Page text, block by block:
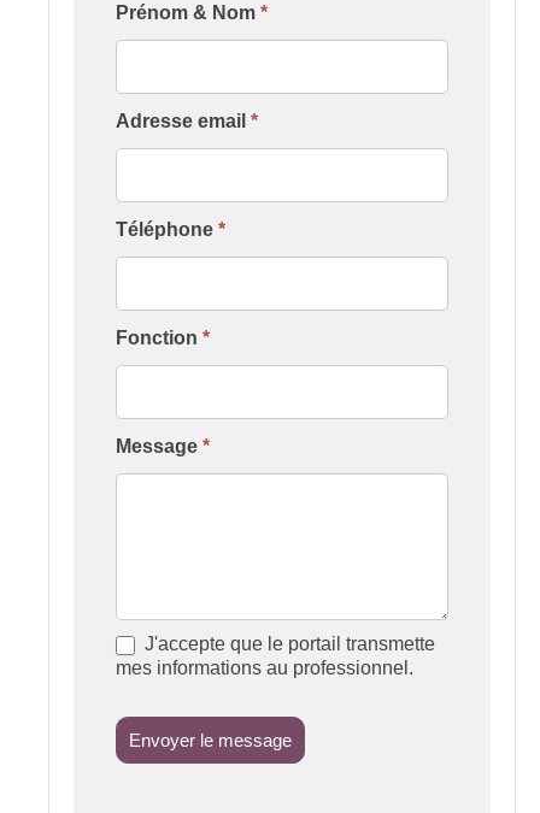
Formulaire
[Contact
Prénom & Nom *
Adresse email *
Téléphone *
Fonction *
Message *
J'accepte que le portail transmette
mes informations au professionnel.
Envoyer le message